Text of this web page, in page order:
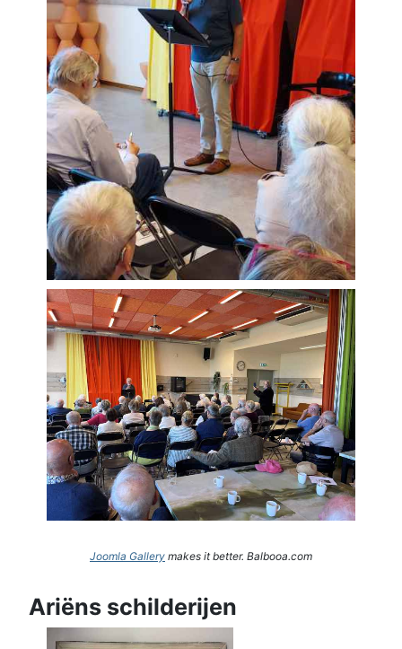
Joomla Gallery makes it better. Balbooa.com
Ariëns schilderijen